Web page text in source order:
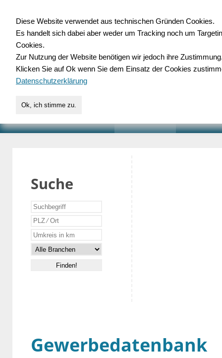
für Handwerk,
Suche
Gewerbedatenbank
Diese Website verwendet aus technischen Gründen Cookies.
Es handelt sich dabei aber weder um Tracking noch um
Cookies.
Zur Nutzung der Website benötigen wir jedoch ihre
Klicken Sie auf Ok wenn Sie dem Einsatz der Cookies
Datenschutzerklärung
Ok, ich stimme zu.